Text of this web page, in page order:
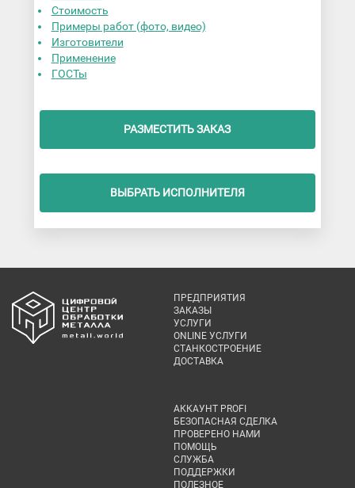
Стоимость
Примеры работ (фото, видео)
Изготовители
Применение
ГОСТы
РАЗМЕСТИТЬ ЗАКАЗ
ВЫБРАТЬ ИСПОЛНИТЕЛЯ
ПРЕДПРИЯТИЯ
ЗАКАЗЫ
УСЛУГИ
ONLINE УСЛУГИ
СТАНКОСТРОЕНИЕ
ДОСТАВКА
АККАУНТ PROFI
БЕЗОПАСНАЯ СДЕЛКА
ПРОВЕРЕНО НАМИ
ПОМОЩЬ
СЛУЖБА
ПОДДЕРЖКИ
ПОЛЕЗНОЕ